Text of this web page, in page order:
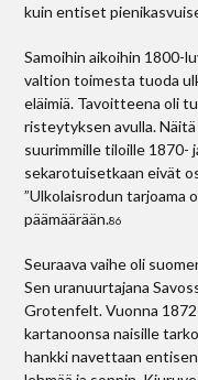
kuin entiset
Samoihin aikoihin 1800-
valtion toimesta tuoda
eläimiä. Tavoitteena oli
risteytyksen avulla.
suurimmille tiloille 1870-
sekarotuisetkaan eivät
”Ulkolaisrodun tarjoama
päämäärään.86
Seuraava vaihe oli
Sen uranuurtajana
Grotenfelt. Vuonna
kartanoonsa naisille
hankki navettaan